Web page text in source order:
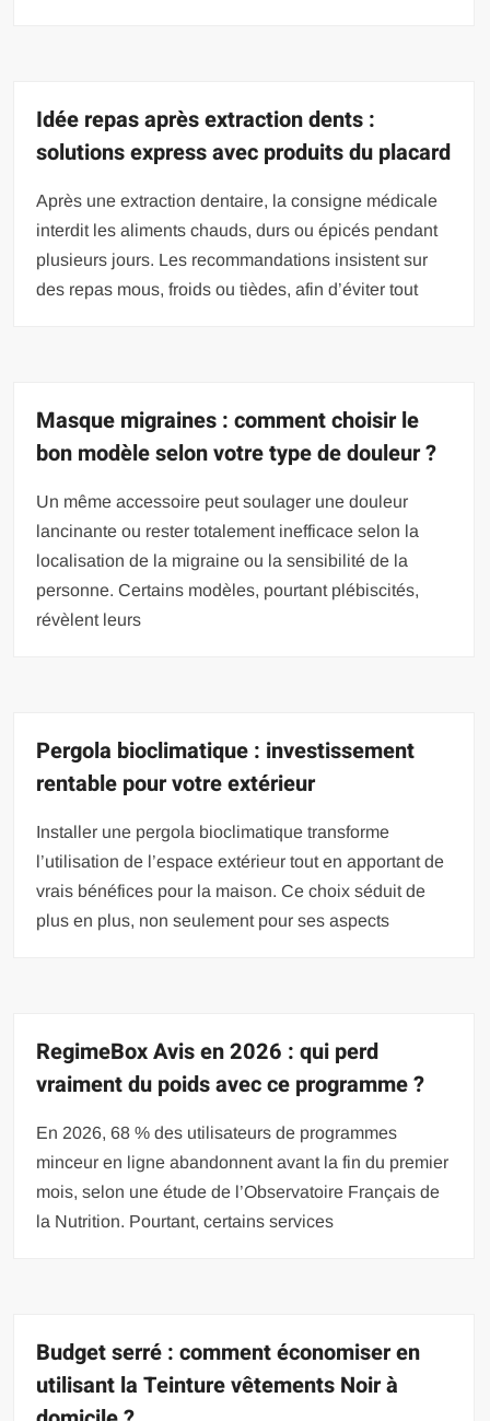
Idée repas après extraction dents :
solutions express avec produits du placard
Après une extraction dentaire, la consigne médicale
interdit les aliments chauds, durs ou épicés pendant
plusieurs jours. Les recommandations insistent sur
des repas mous, froids ou tièdes, afin d’éviter tout
Masque migraines : comment choisir le
bon modèle selon votre type de douleur ?
Un même accessoire peut soulager une douleur
lancinante ou rester totalement inefficace selon la
localisation de la migraine ou la sensibilité de la
personne. Certains modèles, pourtant plébiscités,
révèlent leurs
Pergola bioclimatique : investissement
rentable pour votre extérieur
Installer une pergola bioclimatique transforme
l’utilisation de l’espace extérieur tout en apportant de
vrais bénéfices pour la maison. Ce choix séduit de
plus en plus, non seulement pour ses aspects
RegimeBox Avis en 2026 : qui perd
vraiment du poids avec ce programme ?
En 2026, 68 % des utilisateurs de programmes
minceur en ligne abandonnent avant la fin du premier
mois, selon une étude de l’Observatoire Français de
la Nutrition. Pourtant, certains services
Budget serré : comment économiser en
utilisant la Teinture vêtements Noir à